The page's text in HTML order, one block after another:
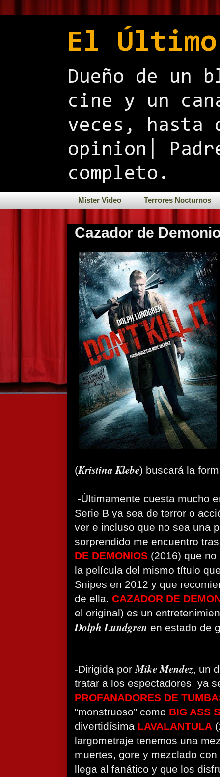
El
Dueño de un
cine y un
veces, hasta
opinion|
completo.
Mister Video Terrores Nocturnos
Cazador de
(Kristina Klebe) buscará la
-Últimamente cuesta mucho
Serie B ya sea de terror o
ver e incluso que no sea una
sorprendido me encuentro
DE DEMONIOS (2016) que
la película del mismo título
Snipes en 2012 y que
de ella. CAZADOR DE
el original) es un
Dolph Lundgren en estado de
-Dirigida porMike Mendez, un
tratar a los espectadores, ya
PROFANADORES DE
“monstruoso” como BIG ASS
divertidísima LAVALANTULA
largometraje tenemos una
muertes, gore y mezclado
llega al fanático y que los